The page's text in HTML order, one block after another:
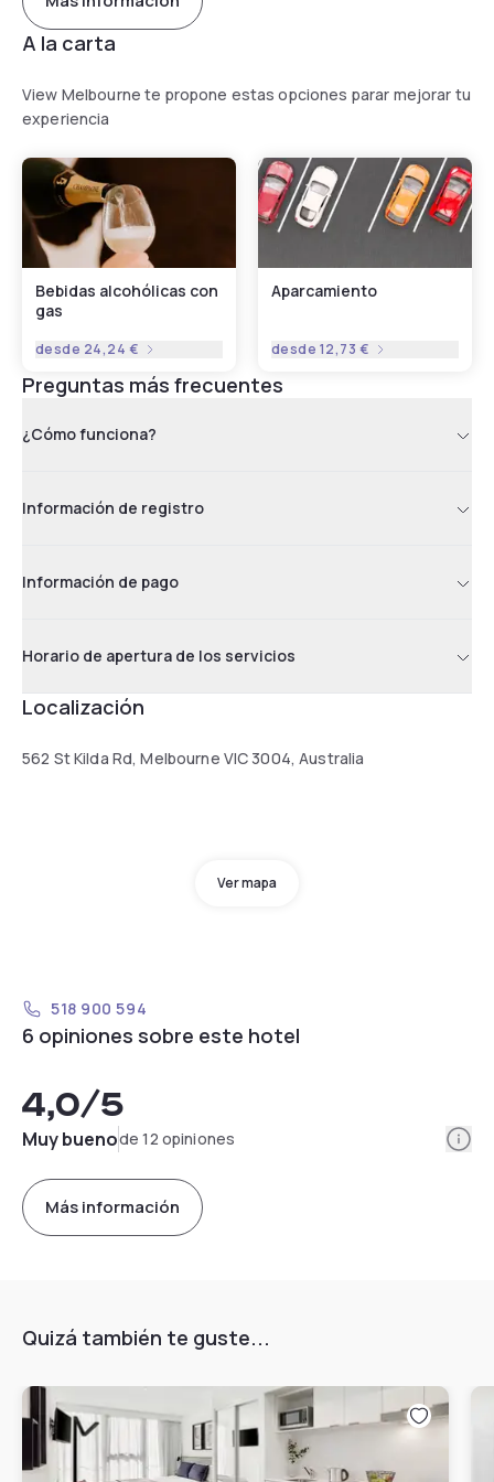
A la carta
View Melbourne te propone estas opciones parar mejorar tu
experiencia
Bebidas alcohólicas con
gas
desde 24,24 €
Aparcamiento
desde 12,73 €
Preguntas más frecuentes
¿Cómo funciona?
Información de registro
Información de pago
Horario de apertura de los servicios
Localización
562 St Kilda Rd, Melbourne VIC 3004, Australia
Ver mapa
518 900 594
6 opiniones sobre este hotel
4,0/5
Muy buenode 12 opiniones
Más información
Quizá también te guste...